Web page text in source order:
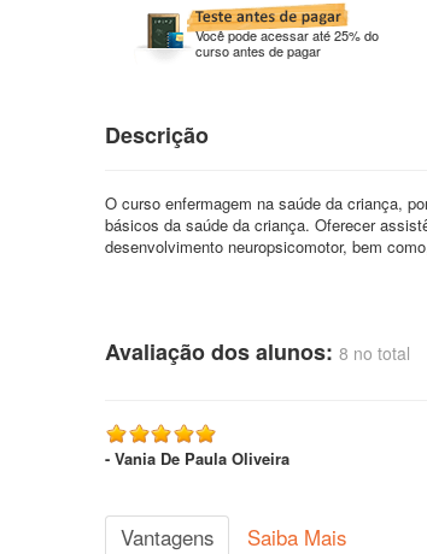
Você pode acessar até 25% do
curso antes de pagar
Descrição
O curso enfermagem na saúde da criança,
básicos da saúde da criança. Oferecer
desenvolvimento neuropsicomotor, bem
Avaliação dos alunos: 8 no total
- Vania De Paula Oliveira
Vantagens Saiba Mais